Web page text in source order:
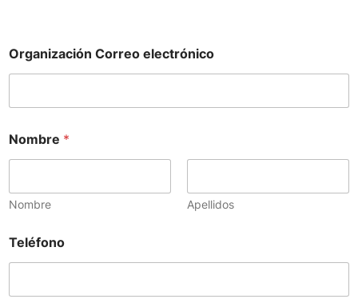
Organización Correo electrónico
Nombre *
Nombre Apellidos
Teléfono